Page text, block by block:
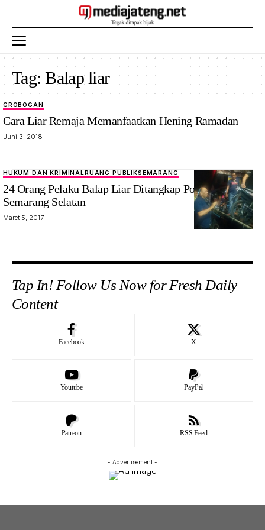
Tag:Balap liar
GROBOGAN
Cara Liar Remaja Memanfaatkan Hening Ramadan
Juni 3, 2018
HUKUM DAN KRIMINALRUANG PUBLIKSEMARANG
24 Orang Pelaku Balap Liar Ditangkap Polsek
Semarang Selatan
Maret 5, 2017
Tap In! Follow Us Now for Fresh Daily
Content
Facebook X
Youtube PayPal
Patreon RSS Feed
- Advertisement -